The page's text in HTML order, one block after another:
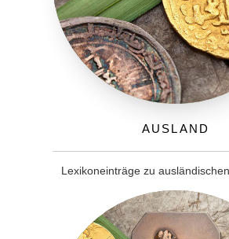
Ausland
Lexikoneinträge zu